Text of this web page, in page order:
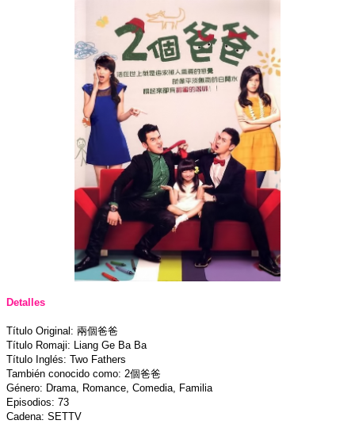
Detalles
Título Original: 兩個爸爸
Título Romaji: Liang Ge Ba Ba
Título Inglés: Two Fathers
También conocido como: 2個爸爸
Género: Drama, Romance, Comedia, Familia
Episodios: 73
Cadena: SETTV